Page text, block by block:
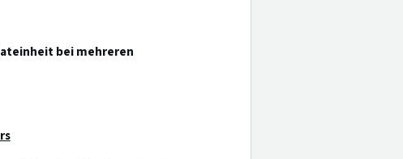
bei mehreren